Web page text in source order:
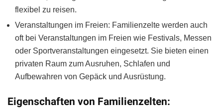
flexibel zu reisen.
Veranstaltungen im Freien: Familienzelte werden auch
oft bei Veranstaltungen im Freien wie Festivals, Messen
oder Sportveranstaltungen eingesetzt. Sie bieten einen
privaten Raum zum Ausruhen, Schlafen und
Aufbewahren von Gepäck und Ausrüstung.
Eigenschaften von Familienzelten: